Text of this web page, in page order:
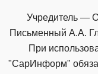
Учредитель —
Письменный А.А.
При
"СарИнформ"